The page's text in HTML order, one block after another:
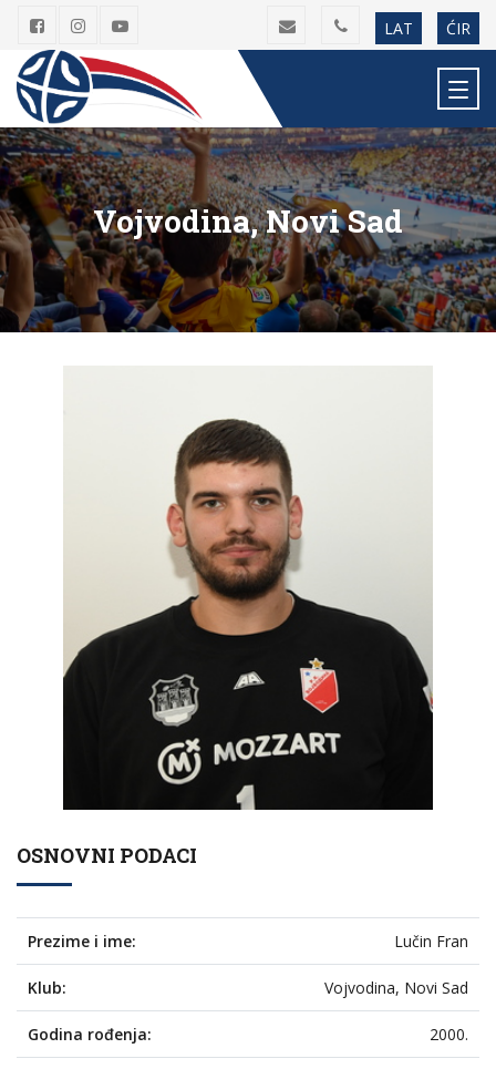
LAT ĆIR
Vojvodina, Novi Sad
OSNOVNI PODACI
Prezime i ime: Lučin Fran
Klub: Vojvodina, Novi Sad
Godina rođenja: 2000.